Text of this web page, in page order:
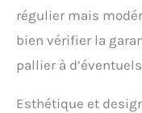
régulier mais
bien vérifier la
pallier à
Esthétique et